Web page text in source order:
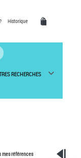
Historique
RECHERCHES
mes références